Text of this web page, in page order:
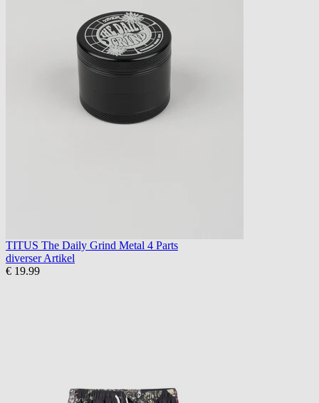
TITUS The Daily Grind Metal 4 Parts
diverser Artikel
€ 19.99